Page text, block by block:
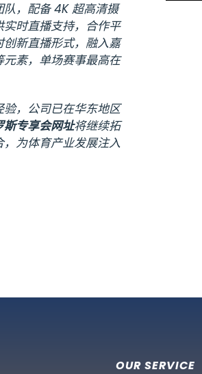
，配备 4K 超高清摄
时直播支持，合作平
新直播形式，融入嘉
素，单场赛事最高在
，公司已在华东地区
斯专享会网址将继续拓
为体育产业发展注入
OUR SERVICE